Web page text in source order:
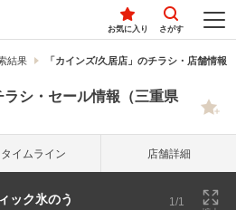
お気に入り さがす
結果 「カインズ/久居店」のチラシ・店舗情報
ラシ・セール情報（三重県
タイム ライン 店舗詳細
ック氷のう 1/1